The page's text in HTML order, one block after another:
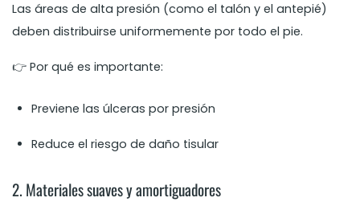
Las áreas de alta presión (como el talón y el antepié)
deben distribuirse uniformemente por todo el pie.
👉 Por qué es importante:
Previene las úlceras por presión
Reduce el riesgo de daño tisular
2. Materiales suaves y amortiguadores